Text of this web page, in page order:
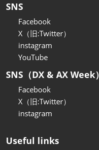
SNS
Facebook
X（旧:Twitter）
instagram
YouTube
SNS（DX & AX Week）
Facebook
X（旧:Twitter）
instagram
Useful links